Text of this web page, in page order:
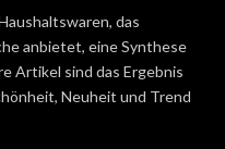
das
anbietet, eine Synthese
Artikel sind das Ergebnis
Neuheit und Trend